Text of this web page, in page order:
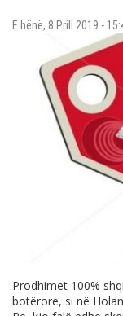
E hënë, 8 Prill 2019 -
Prodhimet 100%
botërore, si në